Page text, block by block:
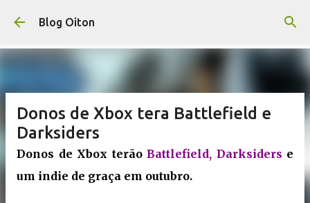
Pular para o conteúdo principal
Blog Oiton
Donos de Xbox tera Battlefield e
Darksiders
Donos de Xbox terão Battlefield, Darksiders e
um indie de graça em outubro.